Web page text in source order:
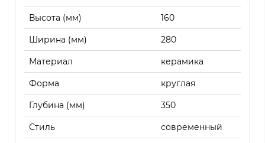
Высота (мм) 160
Ширина (мм) 280
Материал керамика
Форма круглая
Глубина (мм) 350
Стиль современный